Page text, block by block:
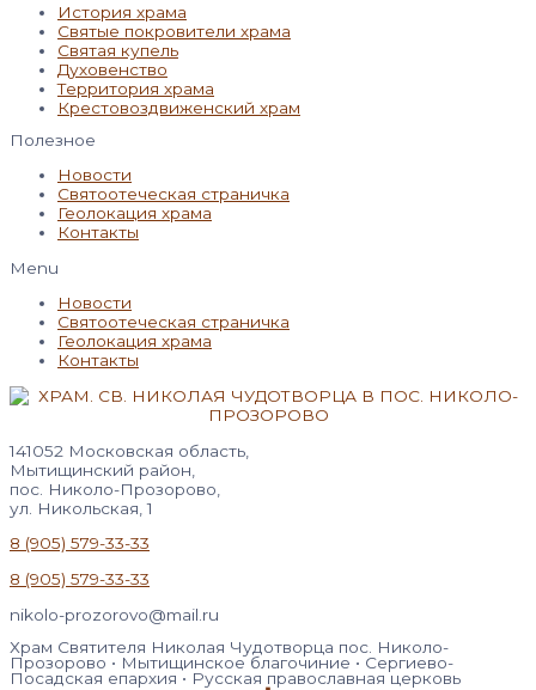
История храма
Святые покровители храма
Святая купель
Духовенство
Территория храма
Крестовоздвиженский храм
Полезное
Новости
Святоотеческая страничка
Геолокация храма
Контакты
Menu
Новости
Святоотеческая страничка
Геолокация храма
Контакты
141052 Московская область,
Мытищинский район,
пос. Николо-Прозорово,
ул. Никольская, 1
8 (905) 579-33-33
8 (905) 579-33-33
nikolo-prozorovo@mail.ru
Храм Святителя Николая Чудотворца пос. Николо-
Прозорово • Мытищинское благочиние • Сергиево-
Посадская епархия • Русская православная церковь